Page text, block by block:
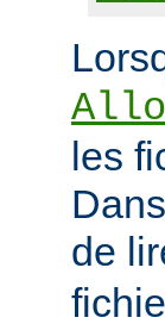
les
de